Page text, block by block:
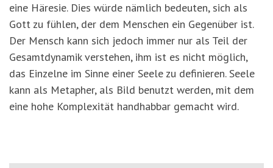
eine Häresie. Dies würde nämlich bedeuten, sich als
Gott zu fühlen, der dem Menschen ein Gegenüber ist.
Der Mensch kann sich jedoch immer nur als Teil der
Gesamtdynamik verstehen, ihm ist es nicht möglich,
das Einzelne im Sinne einer Seele zu definieren. Seele
kann als Metapher, als Bild benutzt werden, mit dem
eine hohe Komplexität handhabbar gemacht wird.